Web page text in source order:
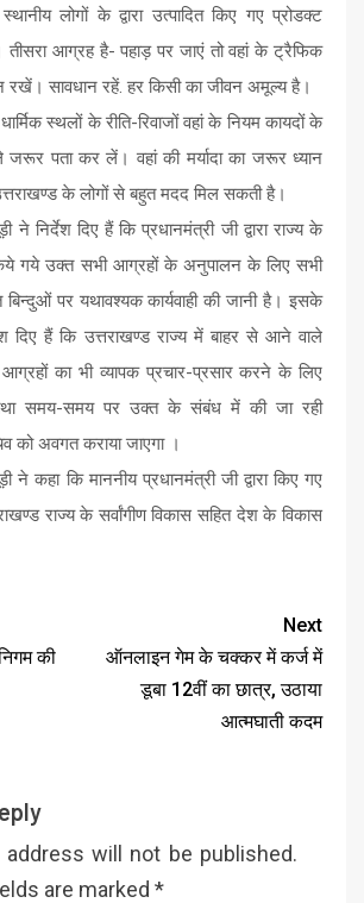
लोगों के द्वारा उत्पादित किए गए प्रोडक्ट
आग्रह है- पहाड़ पर जाएं तो वहां के ट्रैफिक
रखें। सावधान रहें. हर किसी का जीवन अमूल्य है।
स्थलों के रीति-रिवाजों वहां के नियम कायदों के
जरूर पता कर लें। वहां की मर्यादा का जरूर ध्यान
के लोगों से बहुत मदद मिल सकती है।
ने निर्देश दिए हैं कि प्रधानमंत्री जी द्वारा राज्य के
गये उक्त सभी आग्रहों के अनुपालन के लिए सभी
बिन्दुओं पर यथावश्यक कार्यवाही की जानी है। इसके
दिए हैं कि उत्तराखण्ड राज्य में बाहर से आने वाले
का भी व्यापक प्रचार-प्रसार करने के लिए
तथा समय-समय पर उक्त के संबंध में की जा रही
को अवगत कराया जाएगा ।
ने कहा कि माननीय प्रधानमंत्री जी द्वारा किए गए
राज्य के सर्वांगीण विकास सहित देश के विकास
की
Next
ऑनलाइन गेम के चक्कर में कर्ज में
डूबा 12वीं का छात्र, उठाया
आत्मघाती कदम
address will not be published.
are marked *